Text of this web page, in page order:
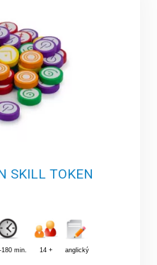
SKILL TOKEN
180 min. 14 + anglický